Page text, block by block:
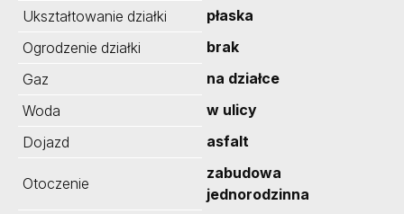
Ukształtowanie działki
płaska
Ogrodzenie działki
brak
Gaz
na działce
Woda
w ulicy
Dojazd
asfalt
Otoczenie
zabudowa
jednorodzinna